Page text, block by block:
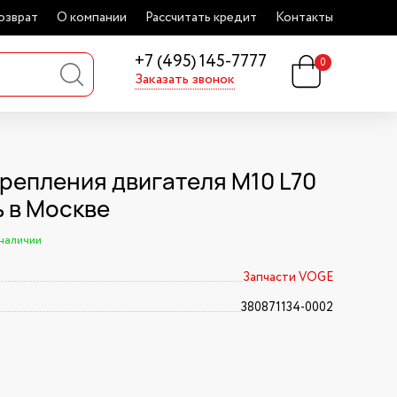
О компании Рассчитать кредит Контакты
+7 (495) 145-7777
Заказать звонок
0
двигателя М10 L70
в Москве
Запчасти VOGE
380871134-0002